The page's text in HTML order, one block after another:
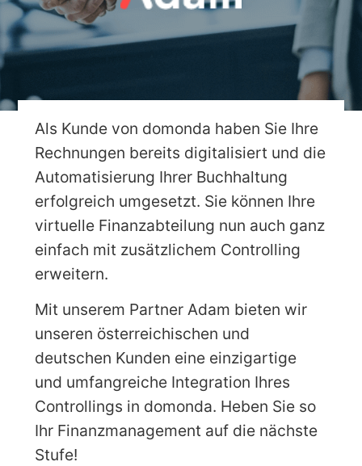
Als Kunde von domonda haben Sie Ihre
Rechnungen bereits digitalisiert und die
Automatisierung Ihrer Buchhaltung
erfolgreich umgesetzt. Sie können Ihre
virtuelle Finanzabteilung nun auch ganz
einfach mit zusätzlichem Controlling
erweitern.
Mit unserem Partner Adam bieten wir
unseren österreichischen und
deutschen Kunden eine einzigartige
und umfangreiche Integration Ihres
Controllings in domonda. Heben Sie so
Ihr Finanzmanagement auf die nächste
Stufe!